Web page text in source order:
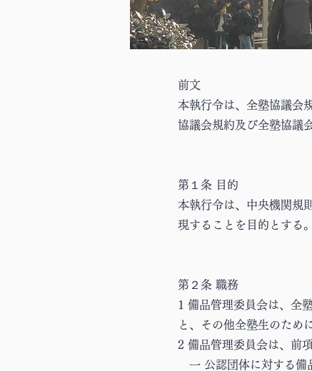
前文
本執行令は、全塾協議会
協議会規約及び全塾協議
第１条 目的
本執行令は、中央機関規
現することを目的とする。
第２条 職務
1 備品管理委員会は、全
と、その他全塾生のため
2 備品管理委員会は、前
一 公認団体に対する備